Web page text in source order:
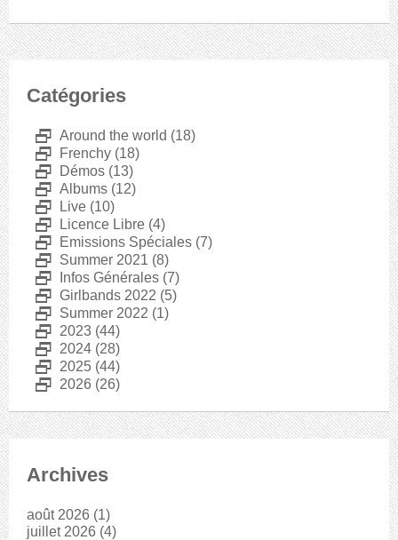
Catégories
D Around the world (18)
D Frenchy (18)
D Démos (13)
D Albums (12)
D Live (10)
D Licence Libre (4)
D Emissions Spéciales (7)
D Summer 2021 (8)
D Infos Générales (7)
D Girlbands 2022 (5)
D Summer 2022 (1)
D 2023 (44)
D 2024 (28)
D 2025 (44)
D 2026 (26)
Archives
août 2026 (1)
juillet 2026 (4)